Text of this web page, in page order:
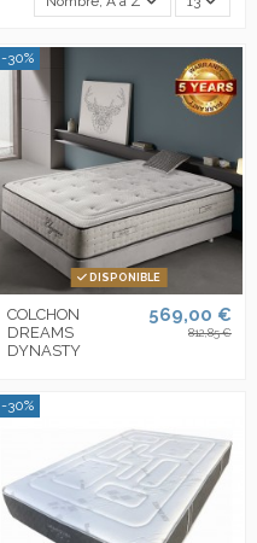
-30%
DISPONIBLE
COLCHON
DREAMS
DYNASTY
569,00 €
812,85 €
-30%